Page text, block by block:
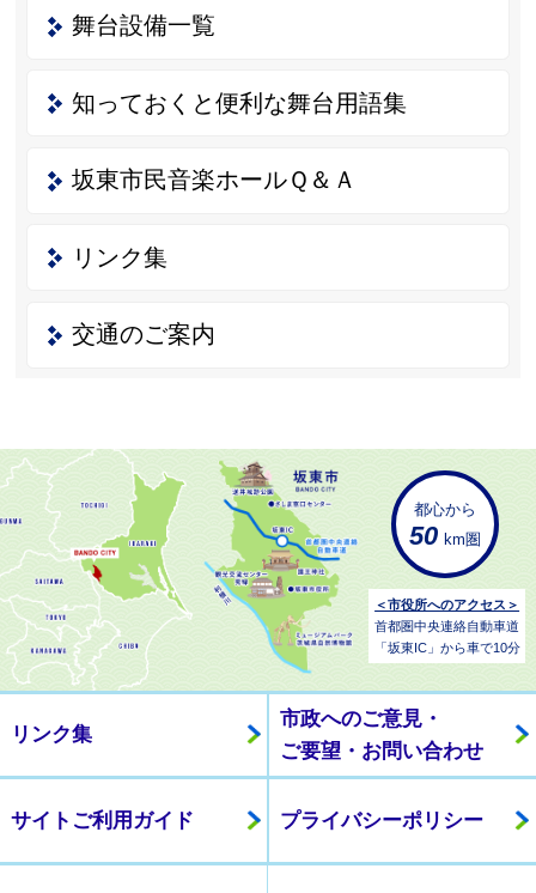
舞台設備一覧
知っておくと便利な舞台用語集
坂東市民音楽ホールＱ＆Ａ
リンク集
交通のご案内
都心から
50 km圏
＜市役所へのアクセス＞
首都圏中央連絡自動車道
「坂東IC」から車で10分
リンク集
市政へのご意見・
ご要望・お問い合わせ
サイトご利用ガイド プライバシーポリシー